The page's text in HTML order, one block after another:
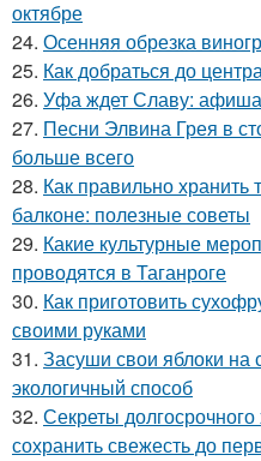
октябре
24. Осенняя обрезка
25. Как добраться до
26. Уфа ждет Славу:
27. Песни Элвина Грея в
больше всего
28. Как правильно хранить
балконе: полезные советы
29. Какие культурные
проводятся в Таганроге
30. Как приготовить
своими руками
31. Засуши свои яблоки на
экологичный способ
32. Секреты
сохранить свежесть до